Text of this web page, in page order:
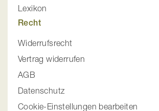
Lexikon
Recht
Widerrufsrecht
Vertrag widerrufen
AGB
Datenschutz
Cookie-Einstellungen bearbeiten